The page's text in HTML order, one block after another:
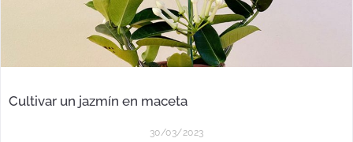
Cultivar un jazmín en maceta
30/03/2023